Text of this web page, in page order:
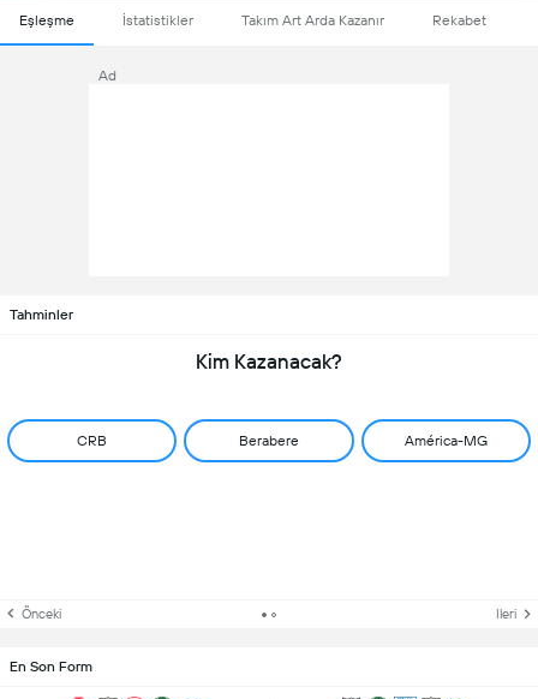
Eşleşme İstatistikler Takım Art Arda Kazanır Rekabet
Ad
Tahminler
Kim Kazanacak?
CRB Berabere América-MG
Önceki Ileri
En Son Form